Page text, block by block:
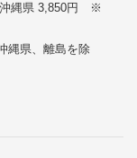
沖縄県 3,850円 ※
縄県、離島を除